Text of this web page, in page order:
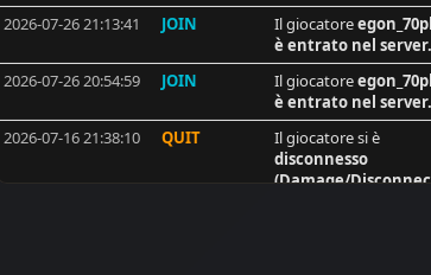
4
4
4
4
max
mrblack_
djanus
PACO
voxx
2026-07-26 21:13:41
JOIN Il giocatoreegon_70pl
è entrato nel server.
2026-07-26 20:54:59
JOIN Il giocatoreegon_70pl
è entrato nel server.
2026-07-16 21:38:10
QUIT
Il giocatore si è
disconnesso
(Damage/